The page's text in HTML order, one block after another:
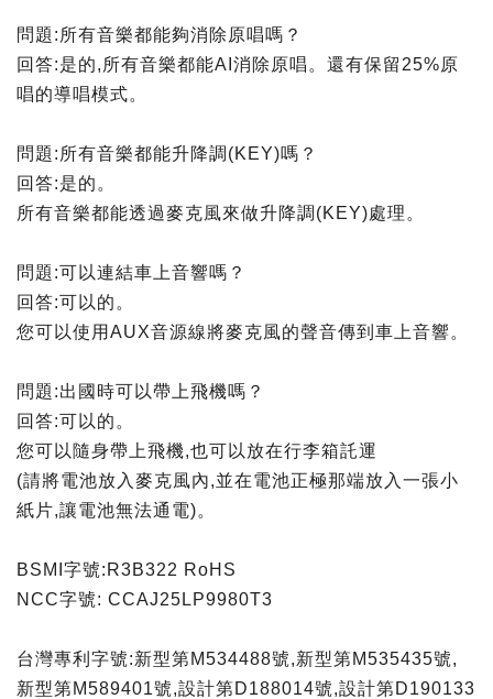
問題:所有音樂都能夠消除原唱嗎？
回答:是的,所有音樂都能AI消除原唱。還有保留25%原
唱的導唱模式。
問題:所有音樂都能升降調(KEY)嗎？
回答:是的。
所有音樂都能透過麥克風來做升降調(KEY)處理。
問題:可以連結車上音響嗎？
回答:可以的。
您可以使用AUX音源線將麥克風的聲音傳到車上音響。
問題:出國時可以帶上飛機嗎？
回答:可以的。
您可以隨身帶上飛機,也可以放在行李箱託運
(請將電池放入麥克風內,並在電池正極那端放入一張小
紙片,讓電池無法通電)。
BSMI字號:R3B322 RoHS
NCC字號: CCAJ25LP9980T3
台灣專利字號:新型第M534488號,新型第M535435號,
新型第M589401號,設計第D188014號,設計第D190133